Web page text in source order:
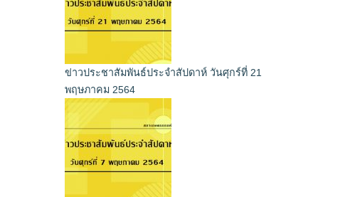
ข่าวประชาสัมพันธ์ประจำสัปดาห์ วันศุกร์ที่ 21
พฤษภาคม 2564